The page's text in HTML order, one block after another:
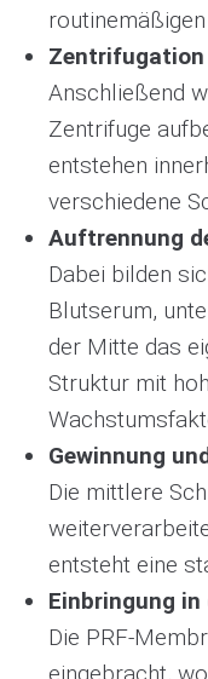
Zentrifugation
Anschließend
Zentrifuge
entstehen
verschiedene
Auftrennung
Dabei bilden
Blutserum,
der Mitte das
Struktur mit
Gewinnung
Die mittlere
entsteht eine
Einbringung
Die PRF-
eingebracht,